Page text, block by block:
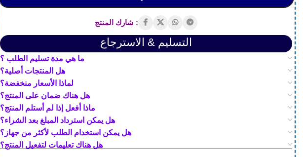
شارك المنتج :
التسليم & الاسترجاع
ما هي مدة تسليم الطلب ؟
هل المنتجات أصلية؟
لماذا الأسعار منخفضة؟
هل هناك ضمان على المنتج؟
ماذا أفعل إذا لم أستلم المنتج؟
هل يمكن استرداد المبلغ بعد الشراء؟
هل يمكن استخدام الطلب لأكثر من جهاز؟
هل هناك تعليمات لتفعيل المنتج؟